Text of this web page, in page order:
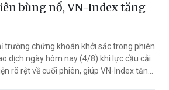
lãi suất huy động cao nhất trong nhóm
bùng nổ, VN-Index tăng
trường chứng khoán khởi sắc trong phiên
dịch ngày hôm nay (4/8) khi lực cầu cải
rõ rệt về cuối phiên, giúp VN-Index tăng